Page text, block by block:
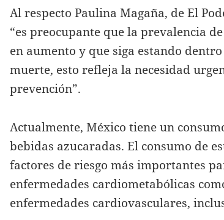
Al respecto Paulina Magaña, de El
“es preocupante que la prevalencia
en aumento y que siga estando
muerte, esto refleja la necesidad
prevención”.
Actualmente, México tiene un
bebidas azucaradas. El consumo de
factores de riesgo más importantes
enfermedades cardiometabólicas
enfermedades cardiovasculares,